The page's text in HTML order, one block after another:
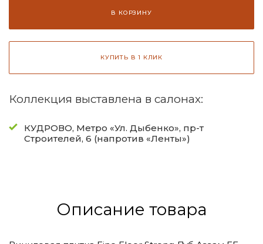
В КОРЗИНУ
КУПИТЬ В 1 КЛИК
Коллекция выставлена в салонах:
КУДРОВО, Метро «Ул. Дыбенко», пр-т
Строителей, 6 (напротив «Ленты»)
Описание товара